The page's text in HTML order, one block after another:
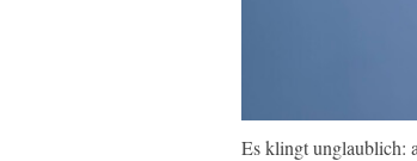
Es klingt unglaublich: